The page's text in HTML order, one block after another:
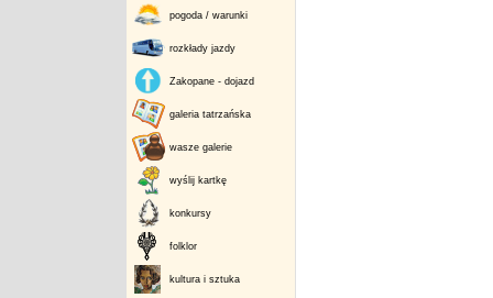
pogoda / warunki
rozkłady jazdy
Zakopane - dojazd
galeria tatrzańska
wasze galerie
wyślij kartkę
konkursy
folklor
kultura i sztuka